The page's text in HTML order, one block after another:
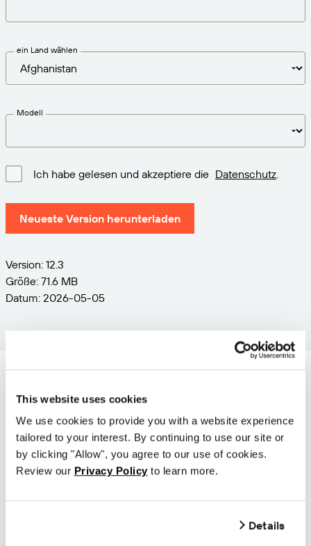
This website uses cookies
We use cookies to provide you with a website experience
tailored to your interest. By continuing to use our site or
by clicking "Allow", you agree to our use of cookies.
Review our Privacy Policy to learn more.
Details
Preise
Unterstützte Standards
Weitere Informationen
Lösungsübersicht
Über uns
Karriere
Nachverfolgbarkeit
ein Land wählen
Modell
Ich habe gelesen und akzeptiere die Datenschutz.
Neueste Version herunterladen
Version: 12.3
Größe: 71.6 MB
Datum: 2026-05-05
Wählen Sie zunächst
eine Druckerserie und
dann Ihr
Druckermodell aus den
folgenden Listen aus